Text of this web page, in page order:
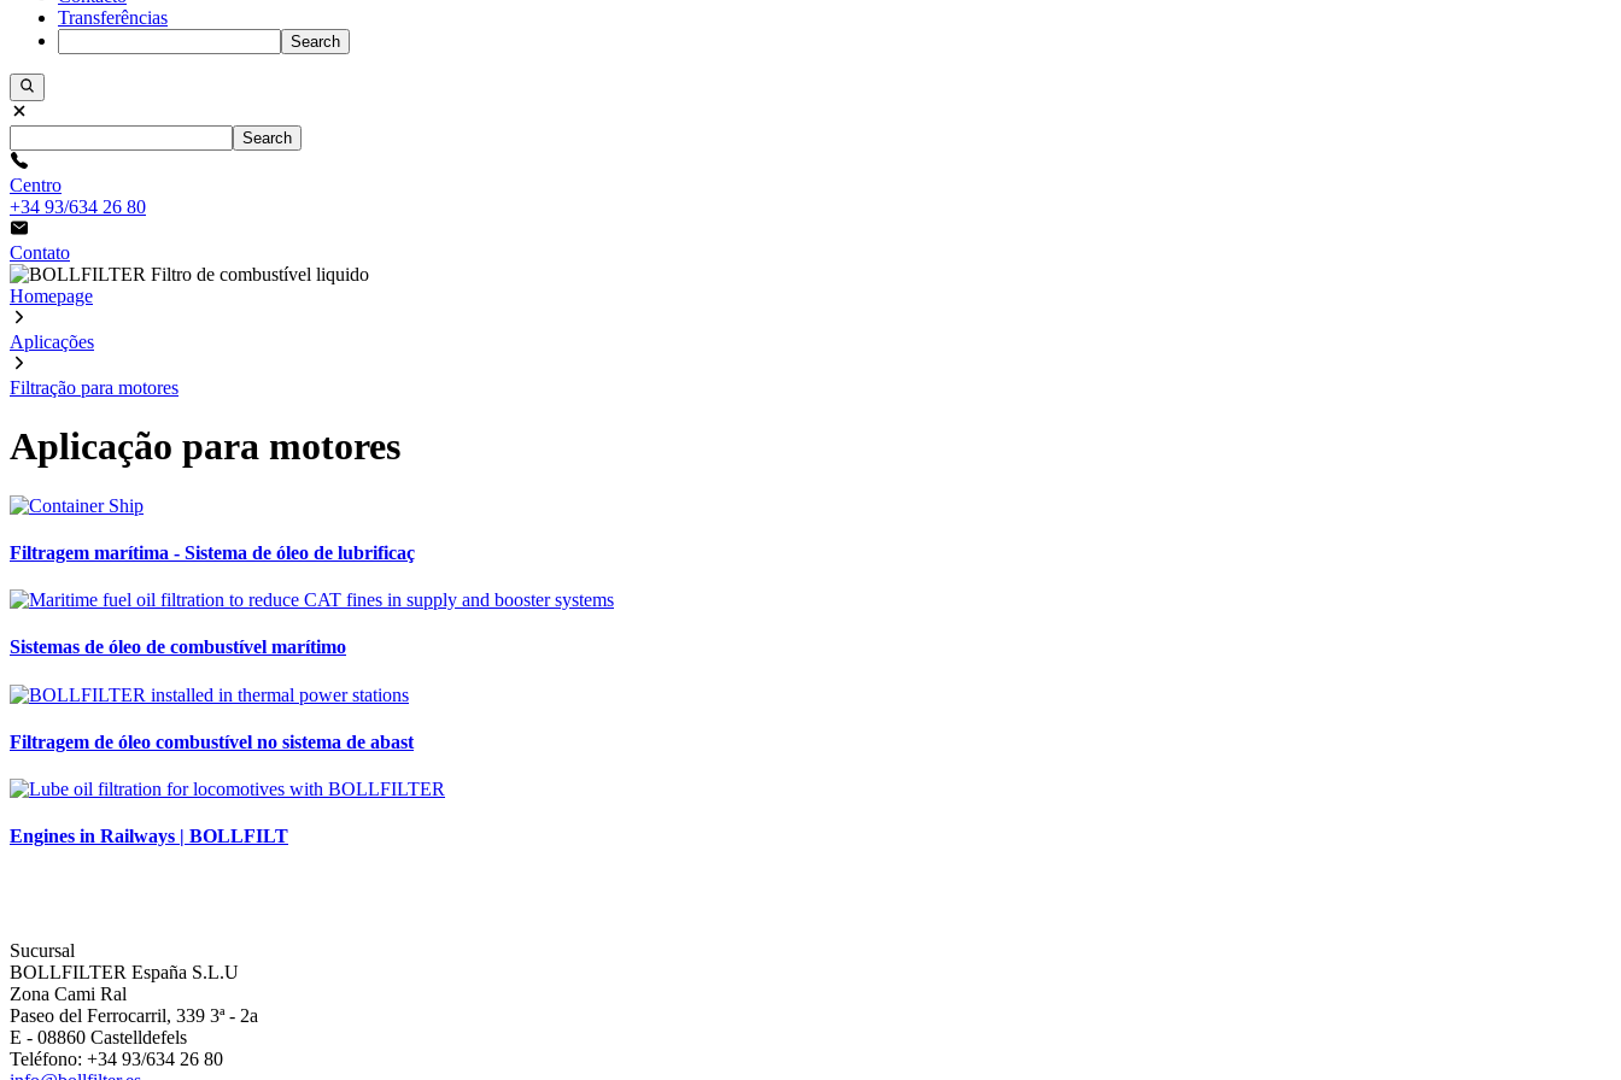
Transferências
Search
Search
Centro
+34 93/634 26 80
Contato
Homepage
Aplicações
Filtração para motores
Aplicação para motores
Filtragem marítima - Sistema de óleo de lubrificaç
Sistemas de óleo de combustível marítimo
Filtragem de óleo combustível no sistema de abast
Engines in Railways | BOLLFILT
Sucursal
BOLLFILTER España S.L.U
Zona Cami Ral
Paseo del Ferrocarril, 339 3ª - 2a
E - 08860 Castelldefels
Teléfono: +34 93/634 26 80